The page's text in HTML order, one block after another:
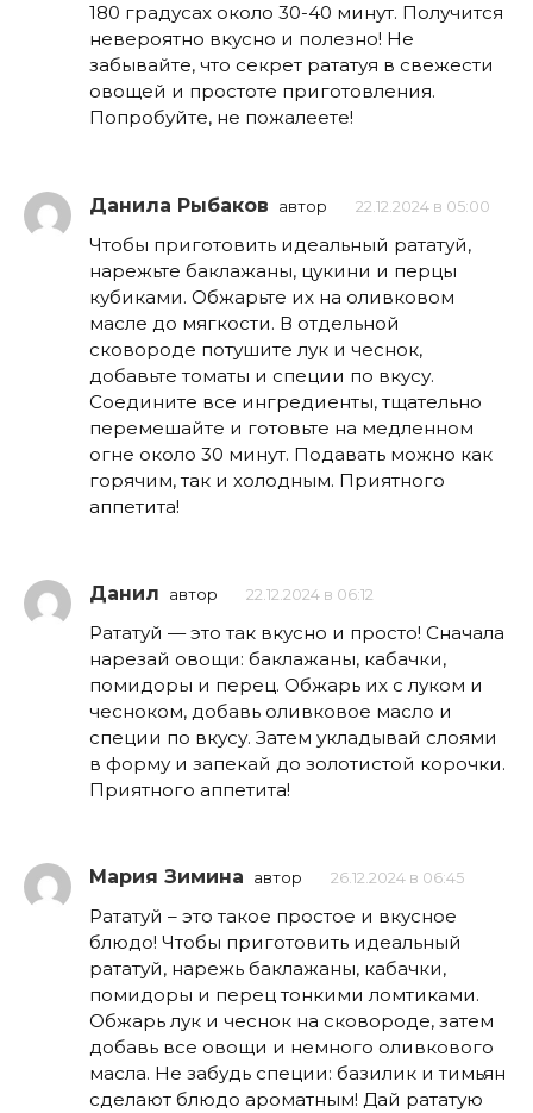
180 градусах около 30-40 минут. Получится
невероятно вкусно и полезно! Не
забывайте, что секрет рататуя в свежести
овощей и простоте приготовления.
Попробуйте, не пожалеете!
Данила Рыбаков автор 22.12.2024 в 05:00
Чтобы приготовить идеальный рататуй,
нарежьте баклажаны, цукини и перцы
кубиками. Обжарьте их на оливковом
масле до мягкости. В отдельной
сковороде потушите лук и чеснок,
добавьте томаты и специи по вкусу.
Соедините все ингредиенты, тщательно
перемешайте и готовьте на медленном
огне около 30 минут. Подавать можно как
горячим, так и холодным. Приятного
аппетита!
Данил автор 22.12.2024 в 06:12
Рататуй — это так вкусно и просто! Сначала
нарезай овощи: баклажаны, кабачки,
помидоры и перец. Обжарь их с луком и
чесноком, добавь оливковое масло и
специи по вкусу. Затем укладывай слоями
в форму и запекай до золотистой корочки.
Приятного аппетита!
Мария Зимина автор 26.12.2024 в 06:45
Рататуй – это такое простое и вкусное
блюдо! Чтобы приготовить идеальный
рататуй, нарежь баклажаны, кабачки,
помидоры и перец тонкими ломтиками.
Обжарь лук и чеснок на сковороде, затем
добавь все овощи и немного оливкового
масла. Не забудь специи: базилик и тимьян
сделают блюдо ароматным! Дай рататую